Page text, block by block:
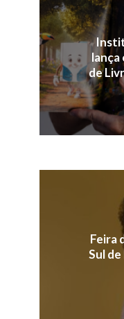
lança
de
Feira
Sul